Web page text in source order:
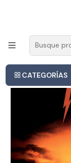
CATEGORÍAS